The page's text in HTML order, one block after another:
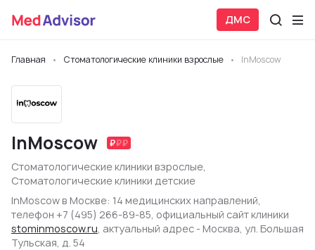
ДМС
Главная Стоматологические клиники взрослые InMoscow
InMoscow
Стоматологические клиники взрослые,
Стоматологические клиники детские
InMoscow в Москве: 14 медицинских направлений,
телефон +7 (495) 266-89-85, официальный сайт клиники
stominmoscow.ru, актуальный адрес - Москва, ул. Большая
Тульская, д. 54